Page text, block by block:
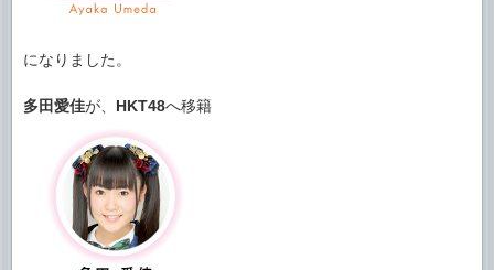
になりました。
多田愛佳が、 HKT48へ移籍